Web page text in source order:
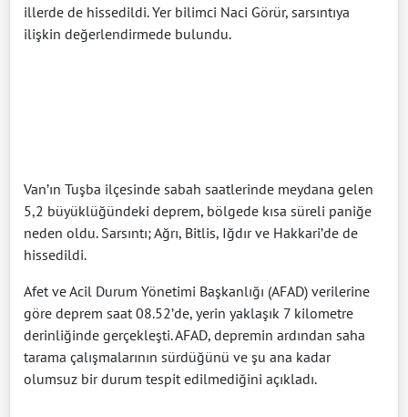
illerde de hissedildi. Yer bilimci Naci Görür, sarsıntıya
ilişkin değerlendirmede bulundu.
Van’ın Tuşba ilçesinde sabah saatlerinde meydana gelen
5,2 büyüklüğündeki deprem, bölgede kısa süreli paniğe
neden oldu. Sarsıntı; Ağrı, Bitlis, Iğdır ve Hakkari’de de
hissedildi.
Afet ve Acil Durum Yönetimi Başkanlığı (AFAD) verilerine
göre deprem saat 08.52’de, yerin yaklaşık 7 kilometre
derinliğinde gerçekleşti. AFAD, depremin ardından saha
tarama çalışmalarının sürdüğünü ve şu ana kadar
olumsuz bir durum tespit edilmediğini açıkladı.